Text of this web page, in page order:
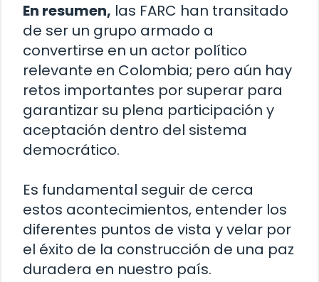
En resumen, las FARC han transitado
de ser un grupo armado a
convertirse en un actor político
relevante en Colombia; pero aún hay
retos importantes por superar para
garantizar su plena participación y
aceptación dentro del sistema
democrático.
Es fundamental seguir de cerca
estos acontecimientos, entender los
diferentes puntos de vista y velar por
el éxito de la construcción de una paz
duradera en nuestro país.